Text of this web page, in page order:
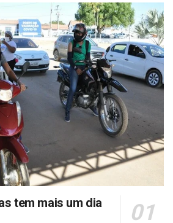
tem mais um dia